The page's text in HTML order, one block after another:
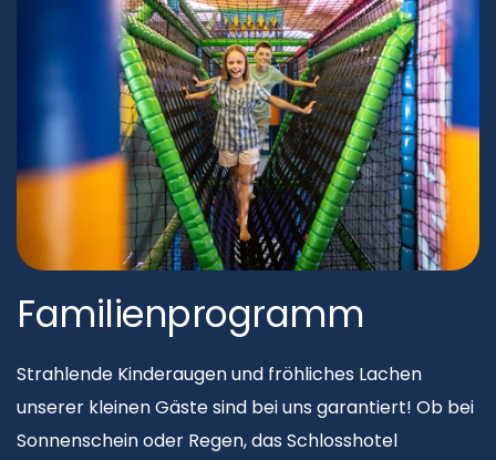
Familienprogramm
Strahlende Kinderaugen und fröhliches Lachen
unserer kleinen Gäste sind bei uns garantiert! Ob bei
Sonnenschein oder Regen, das Schlosshotel